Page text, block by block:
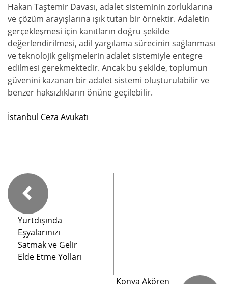
Hakan Taştemir Davası, adalet sisteminin zorluklarına
ve çözüm arayışlarına ışık tutan bir örnektir. Adaletin
gerçekleşmesi için kanıtların doğru şekilde
değerlendirilmesi, adil yargılama sürecinin sağlanması
ve teknolojik gelişmelerin adalet sistemiyle entegre
edilmesi gerekmektedir. Ancak bu şekilde, toplumun
güvenini kazanan bir adalet sistemi oluşturulabilir ve
benzer haksızlıkların önüne geçilebilir.
İstanbul Ceza Avukatı
Yurtdışında
Eşyalarınızı
Satmak ve Gelir
Elde Etme Yolları
Konya Akören